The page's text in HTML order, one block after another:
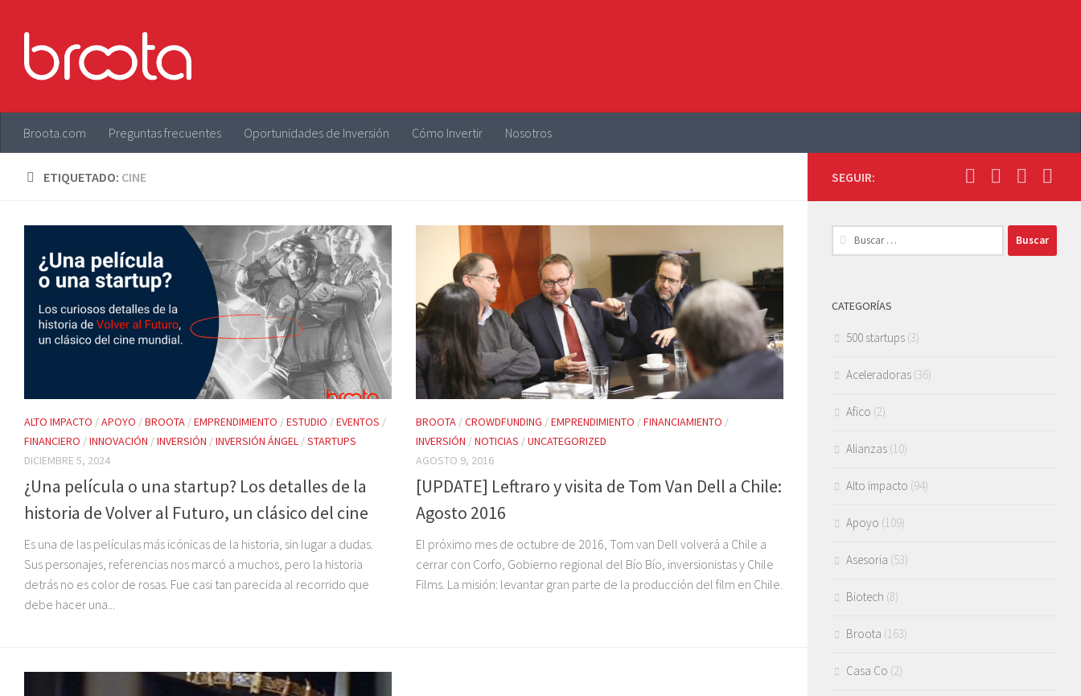
Broota.com Preguntas frecuentes Oportunidades de Inversión Cómo Invertir Nosotros
ETIQUETADO: CINE
ALTO IMPACTO /APOYO /BROOTA /EMPRENDIMIENTO /ESTUDIO /EVENTOS /
FINANCIERO /INNOVACIÓN /INVERSIÓN /INVERSIÓN ÁNGEL /STARTUPS
DICIEMBRE 5, 2024
¿Una película o una startup? Los detalles de la
historia de Volver al Futuro, un clásico del cine
Es una de las películas más icónicas de la historia, sin lugar a dudas.
Sus personajes, referencias nos marcó a muchos, pero la historia
detrás no es color de rosas. Fue casi tan parecida al recorrido que
debe hacer una...
BROOTA /CROWDFUNDING /EMPRENDIMIENTO /FINANCIAMIENTO /
INVERSIÓN /NOTICIAS /UNCATEGORIZED
AGOSTO 9, 2016
[UPDATE] Leftraro y visita de Tom Van Dell a Chile:
Agosto 2016
El próximo mes de octubre de 2016, Tom van Dell volverá a Chile a
cerrar con Corfo, Gobierno regional del Bío Bío, inversionistas y Chile
Films. La misión: levantar gran parte de la producción del film en Chile.
SEGUIR:
Buscar:
CATEGORÍAS
500 startups (3)
Aceleradoras (36)
Afico (2)
Alianzas (10)
Alto impacto (94)
Apoyo (109)
Asesoria (53)
Biotech (8)
Broota (163)
Casa Co (2)